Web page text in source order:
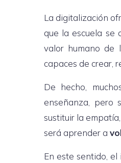
La digitalización
que la escuela se
valor humano de
capaces de crear,
De hecho,
enseñanza, pero
sustituir la
será aprender a
En este sentido,